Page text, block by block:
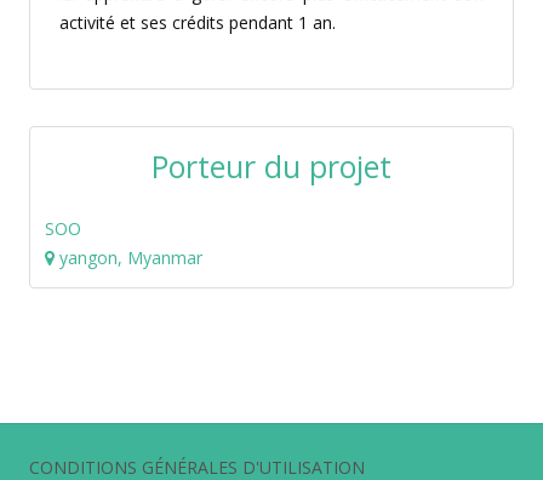
activité et ses crédits pendant 1 an.
Porteur du projet
SOO
yangon, Myanmar
CONDITIONS GÉNÉRALES D'UTILISATION